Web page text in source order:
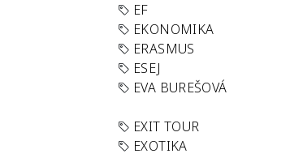
EF
EKONOMIKA
ERASMUS
ESEJ
EVA BUREŠOVÁ
EXIT TOUR
EXOTIKA